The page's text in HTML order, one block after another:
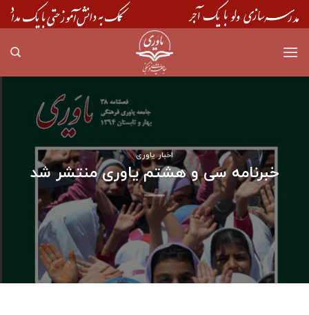
Skip
to
اخبار یاوری
خبرنامه سی و هشتم یاوری منتشر شد